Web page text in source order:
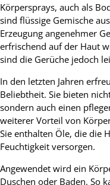
Körpersprays, auch als
sind flüssige Gemische
Erzeugung angenehmer
erfrischend auf der Haut
sind die Gerüche jedoch
In den letzten Jahren
Beliebtheit. Sie bieten
sondern auch einen
weiterer Vorteil von
Sie enthalten Öle, die die
Feuchtigkeit versorgen.
Angewendet wird ein
Duschen oder Baden. So